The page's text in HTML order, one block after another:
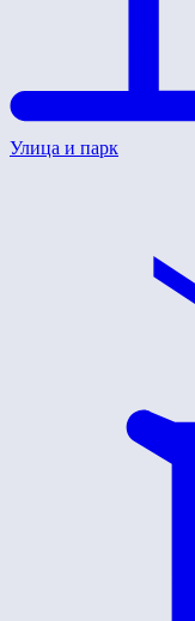
Улица и парк